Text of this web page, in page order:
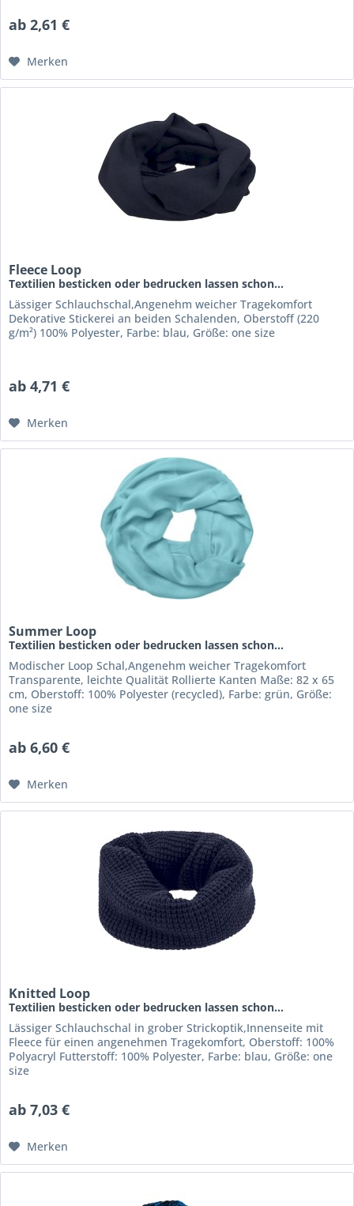
ab 2,61 €
Merken
Fleece Loop
Textilien besticken oder bedrucken lassen schon...
Lässiger Schlauchschal,Angenehm weicher Tragekomfort
Dekorative Stickerei an beiden Schalenden, Oberstoff (220
g/m²) 100% Polyester, Farbe: blau, Größe: one size
ab 4,71 €
Merken
Summer Loop
Textilien besticken oder bedrucken lassen schon...
Modischer Loop Schal,Angenehm weicher Tragekomfort
Transparente, leichte Qualität Rollierte Kanten Maße: 82 x 65
cm, Oberstoff: 100% Polyester (recycled), Farbe: grün, Größe:
one size
ab 6,60 €
Merken
Knitted Loop
Textilien besticken oder bedrucken lassen schon...
Lässiger Schlauchschal in grober Strickoptik,Innenseite mit
Fleece für einen angenehmen Tragekomfort, Oberstoff: 100%
Polyacryl Futterstoff: 100% Polyester, Farbe: blau, Größe: one
size
ab 7,03 €
Merken